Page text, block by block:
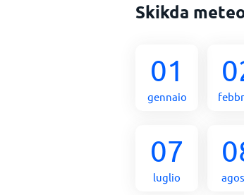
Skikda
01
gennaio
07
luglio